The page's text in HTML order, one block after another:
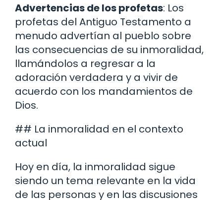
Advertencias de los profetas: Los
profetas del Antiguo Testamento a
menudo advertían al pueblo sobre
las consecuencias de su inmoralidad,
llamándolos a regresar a la
adoración verdadera y a vivir de
acuerdo con los mandamientos de
Dios.
## La inmoralidad en el contexto
actual
Hoy en día, la inmoralidad sigue
siendo un tema relevante en la vida
de las personas y en las discusiones